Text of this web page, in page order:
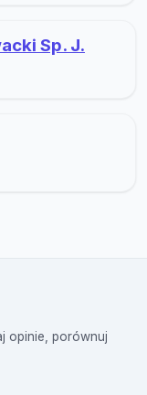
Sp. J.
opinie, porównuj